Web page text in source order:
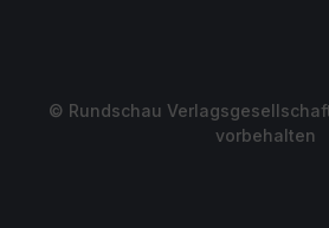
© Rundschau
vorbehalten